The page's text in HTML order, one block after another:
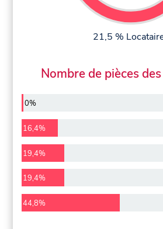
21,5 %
Nombre de pièces
0%
16,4%
19,4%
19,4%
44,8%